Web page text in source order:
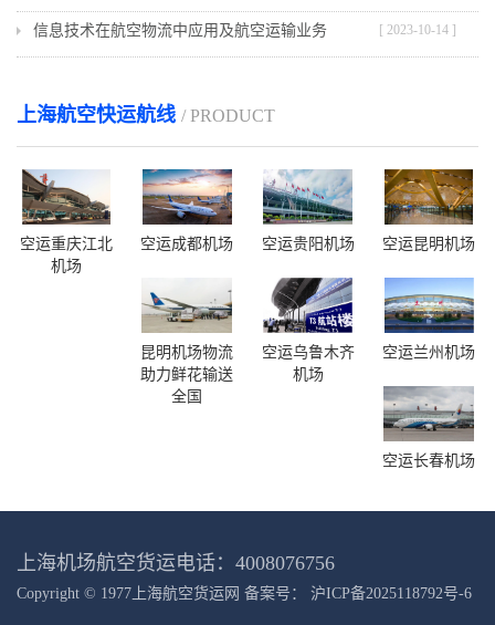
信息技术在航空物流中应用及航空运输业务 [ 2023-10-14 ]
上海航空快运航线 / PRODUCT
空运重庆江北
机场
空运成都机场 空运贵阳机场 空运昆明机场
昆明机场物流
助力鲜花输送
全国
空运乌鲁木齐
机场
空运兰州机场
空运长春机场
上海机场航空货运电话：4008076756
Copyright © 1977 上海航空货运网 备案号： 沪ICP备2025118792号-6